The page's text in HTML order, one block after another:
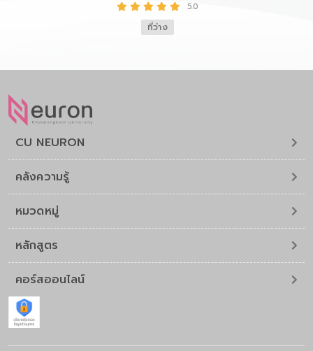
5.0
ที่ว่าง
CU NEURON
คลังความรู้
หมวดหมู่
หลักสูตร
คอร์สออนไลน์